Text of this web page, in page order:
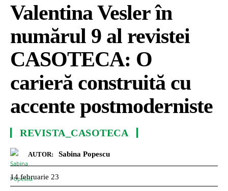
Valentina Vesler în
numărul 9 al revistei
CASOTECA: O
carieră construită cu
accente postmoderniste
REVISTA_CASOTECA
AUTOR: Sabina Popescu
14 februarie 23